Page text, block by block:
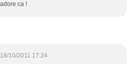
ca !
18/10/2011 17:24